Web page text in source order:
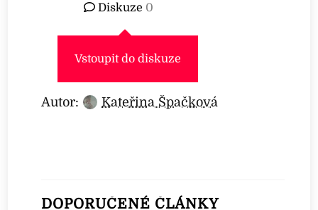
Diskuze 0
Vstoupit do diskuze
Autor: Kateřina Špačková
DOPORUČENÉ ČLÁNKY